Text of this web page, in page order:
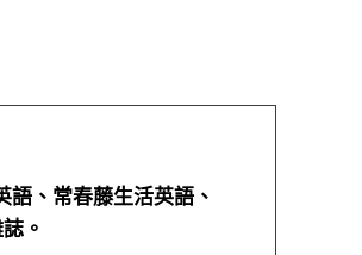
英語、常春藤生活英語、
。